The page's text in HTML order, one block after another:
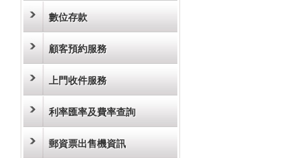
數位存款
顧客預約服務
上門收件服務
利率匯率及費率查詢
郵資票出售機資訊